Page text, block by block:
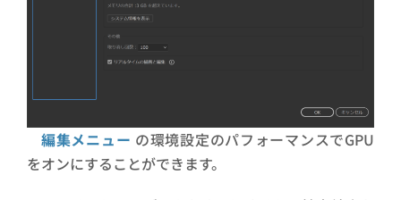
編集メニュー の環境設定のパフォーマンスでGPU
をオンにすることができます。